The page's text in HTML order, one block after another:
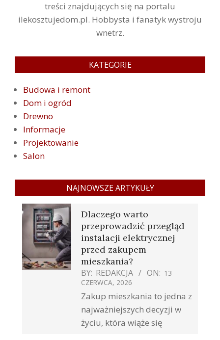
treści znajdujących się na portalu
ilekosztujedom.pl. Hobbysta i fanatyk wystroju
wnetrz.
KATEGORIE
Budowa i remont
Dom i ogród
Drewno
Informacje
Projektowanie
Salon
NAJNOWSZE ARTYKUŁY
Dlaczego warto
przeprowadzić przegląd
instalacji elektrycznej
przed zakupem
mieszkania?
BY: REDAKCJA ON: 13
CZERWCA, 2026
Zakup mieszkania to jedna z
najważniejszych decyzji w
życiu, która wiąże się